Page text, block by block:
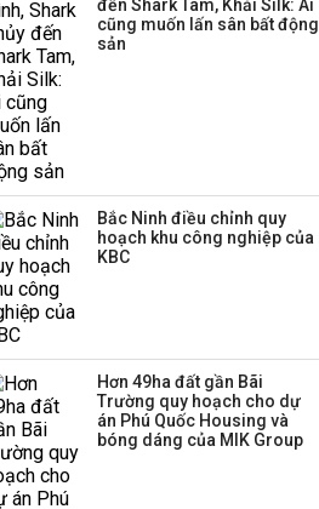
đến Shark Tam, Khải Silk: Ai
cũng muốn lấn sân bất động
sản
Bắc Ninh điều chỉnh quy
hoạch khu công nghiệp của
KBC
Hơn 49ha đất gần Bãi
Trường quy hoạch cho dự
án Phú Quốc Housing và
bóng dáng của MIK Group